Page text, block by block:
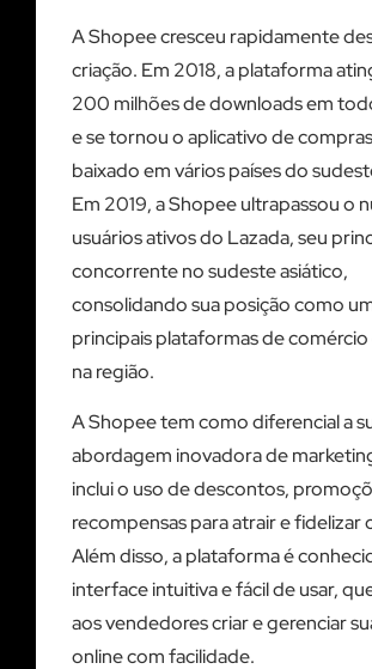
A Shopee cresceu rapidamente
criação. Em 2018, a plataforma
200 milhões de downloads em
e se tornou o aplicativo de
baixado em vários países do
Em 2019, a Shopee ultrapassou o
usuários ativos do Lazada, seu
concorrente no sudeste asiático,
consolidando sua posição como
principais plataformas de
na região.
A Shopee tem como diferencial a
abordagem inovadora de
inclui o uso de descontos,
recompensas para atrair e fidelizar
Além disso, a plataforma é
interface intuitiva e fácil de usar,
aos vendedores criar e gerenciar
online com facilidade.